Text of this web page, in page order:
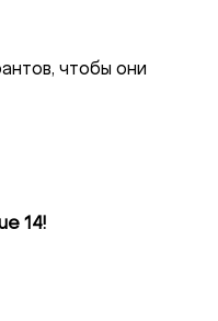
чтобы они
14!